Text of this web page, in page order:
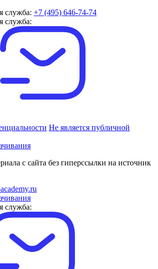
служба: +7 (495) 646-74-74
служба:
Не является публичной
с сайта без гиперссылки на источник
служба: